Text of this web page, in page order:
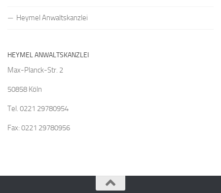
Heymel Anwaltskanzlei
HEYMEL ANWALTSKANZLEI
Max-Planck-Str. 2
50858 Köln
Tel. 0221 29780954
Fax: 0221 29780956